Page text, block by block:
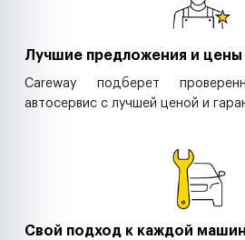
Лучшие предложения и цены
Careway подберет
автосервис с лучшей ценой и
Свой подход к каждой